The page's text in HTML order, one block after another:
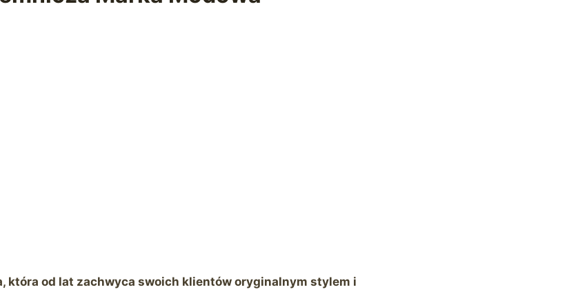
która od lat zachwyca swoich klientów oryginalnym stylem i